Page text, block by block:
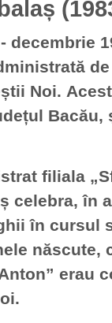
decembrie
Noi.
filiala
celebra, în
în cursul
născute,
erau